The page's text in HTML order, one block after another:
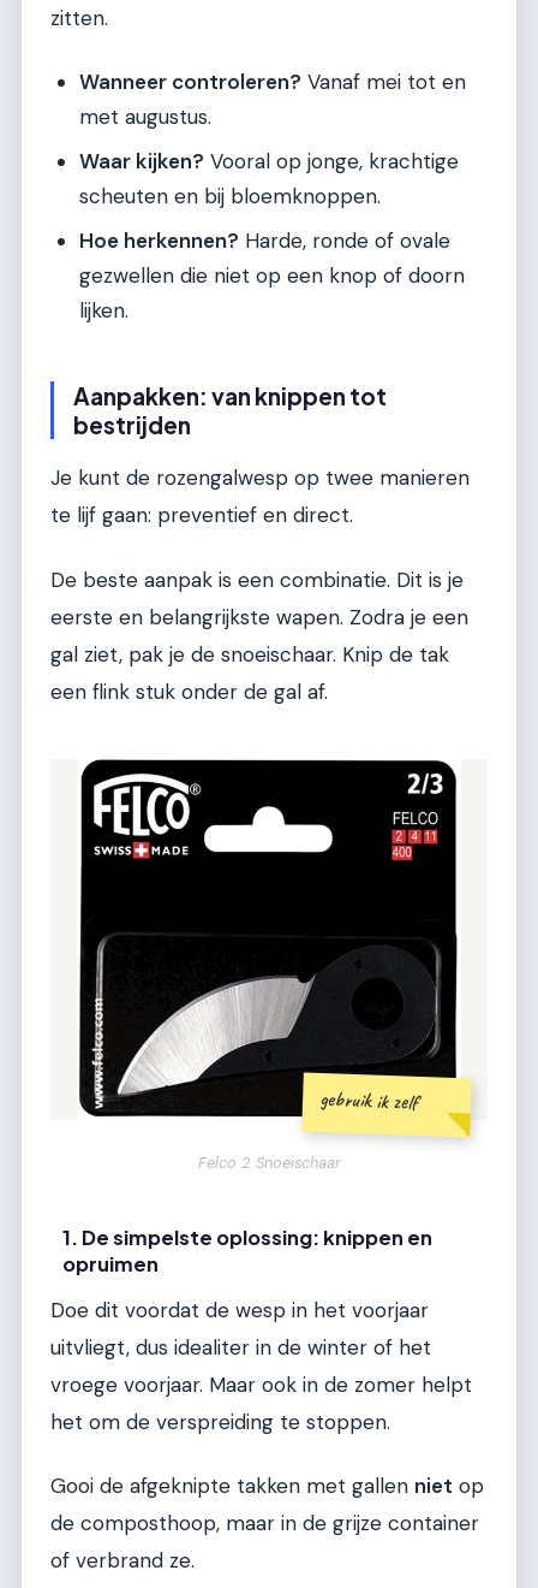
zitten.
Wanneer controleren? Vanaf mei tot en
met augustus.
Waar kijken? Vooral op jonge, krachtige
scheuten en bij bloemknoppen.
Hoe herkennen? Harde, ronde of ovale
gezwellen die niet op een knop of doorn
lijken.
Aanpakken: van knippen tot
bestrijden
Je kunt de rozengalwesp op twee manieren
te lijf gaan: preventief en direct.
De beste aanpak is een combinatie. Dit is je
eerste en belangrijkste wapen. Zodra je een
gal ziet, pak je de snoeischaar. Knip de tak
een flink stuk onder de gal af.
gebruik ik zelf
Felco 2 Snoeischaar
1. De simpelste oplossing: knippen en
opruimen
Doe dit voordat de wesp in het voorjaar
uitvliegt, dus idealiter in de winter of het
vroege voorjaar. Maar ook in de zomer helpt
het om de verspreiding te stoppen.
Gooi de afgeknipte takken met gallen niet op
de composthoop, maar in de grijze container
of verbrand ze.